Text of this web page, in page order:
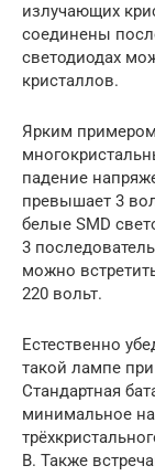
излучающих
соединены
светодиодах
кристаллов.
Ярким
падение
превышает 3
белые SMD
3
можно
220 вольт.
Естественно
такой лампе
Стандартная
минимальное
В. Также